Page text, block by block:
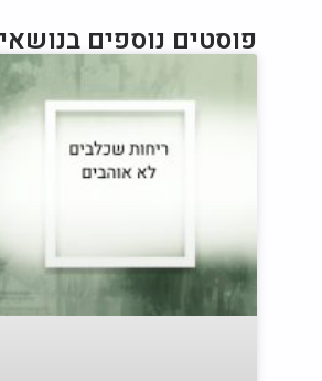
פוסטים נוספים